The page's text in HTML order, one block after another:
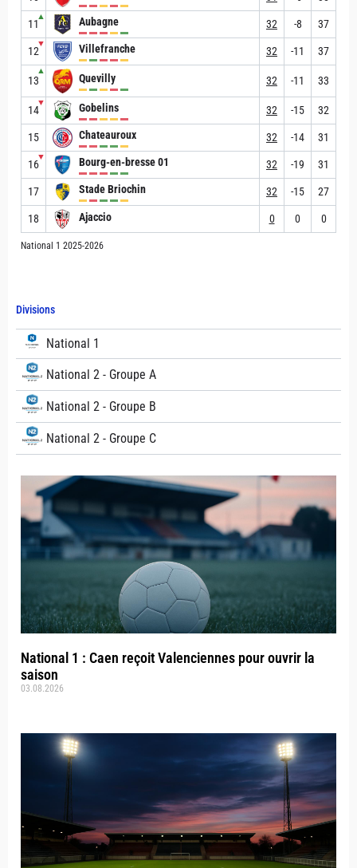
Divisions
National 1
National 2 - Groupe A
National 2 - Groupe B
National 2 - Groupe C
National 1 : Caen reçoit Valenciennes pour ouvrir la
saison
03.08.2026
11
▲ Aubagne 32 -8 37
12
▼ Villefranche 32 -11 37
13
▲
Quevilly 32 -11 33
14
▼ Gobelins 32 -15 32
15 Chateauroux 32 -14 31
16
▼ Bourg-en-bresse 01 32 -19 31
17 Stade Briochin 32 -15 27
18 Ajaccio 0 0 0
National 1 2025-2026